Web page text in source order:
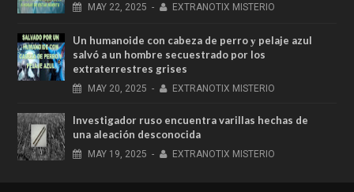
MAY 22, 2025 - EXTRANOTIX MISTERIO
Un humanoide con cabeza de perro у pelaje azul
salvó a un hombre secuestrado por los
extraterrestres grises
MAY 20, 2025 - EXTRANOTIX MISTERIO
Investigador ruso encuentra varillas hechas de
una aleación desconocida
MAY 19, 2025 - EXTRANOTIX MISTERIO